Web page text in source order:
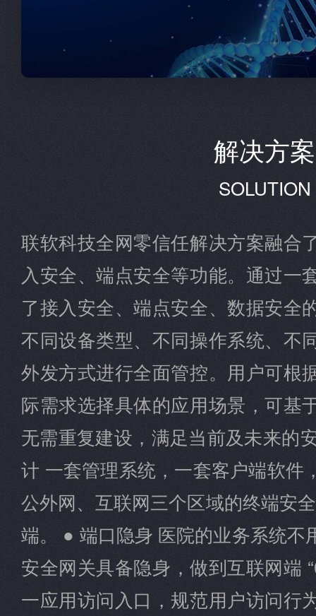
解决方案
SOLUTION
联软科技全网零信任解决方案融合
入安全、端点安全等功能。通过一
了接入安全、端点安全、数据安全
不同设备类型、不同操作系统、不
外发方式进行全面管控。用户可根
际需求选择具体的应用场景，可基
无需重复建设，满足当前及未来的
计 一套管理系统，一套客户端软件
公外网、互联网三个区域的终端安
端。 ● 端口隐身 医院的业务系统不
安全网关具备隐身，做到互联网端
一应用访问入口，规范用户访问行